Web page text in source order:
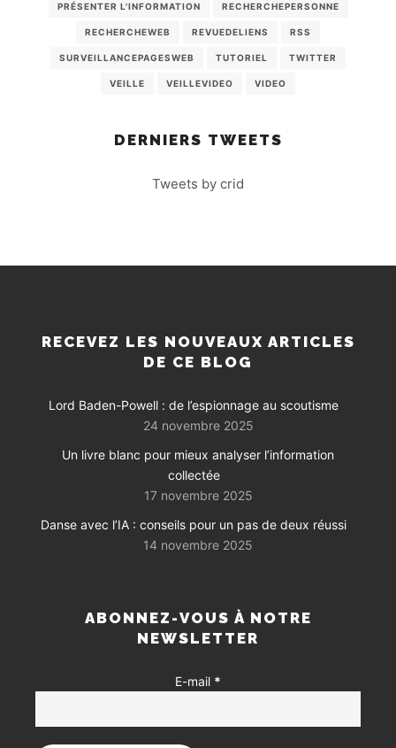
PRÉSENTER L'INFORMATION RECHERCHEPERSONNE
RECHERCHEWEB REVUEDELIENS RSS
SURVEILLANCEPAGESWEB TUTORIEL TWITTER
VEILLE VEILLEVIDEO VIDEO
DERNIERS TWEETS
Tweets by crid
RECEVEZ LES NOUVEAUX ARTICLES
DE CE BLOG
Lord Baden-Powell : de l’espionnage au scoutisme
24 novembre 2025
Un livre blanc pour mieux analyser l’information
collectée
17 novembre 2025
Danse avec l’IA : conseils pour un pas de deux réussi
14 novembre 2025
ABONNEZ-VOUS À NOTRE
NEWSLETTER
E-mail *